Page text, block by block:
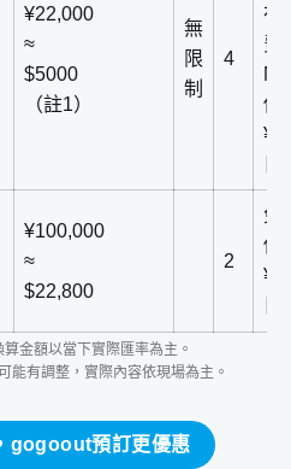
¥22,000
≈
$5000
（註1）
無
限
制
4
在
費
償
¥100,000
≈
$22,800
2
免
償
金額以當下實際匯率為主。
能有調整，實際內容依現場為主。
gogoout預訂更優惠